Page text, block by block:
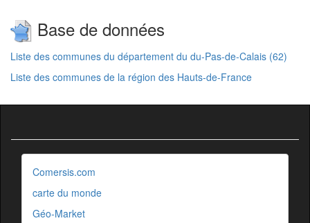
Base de données
Liste des communes du département du du-Pas-de-Calais (62)
Liste des communes de la région des Hauts-de-France
Comersis.com
carte du monde
Géo-Market